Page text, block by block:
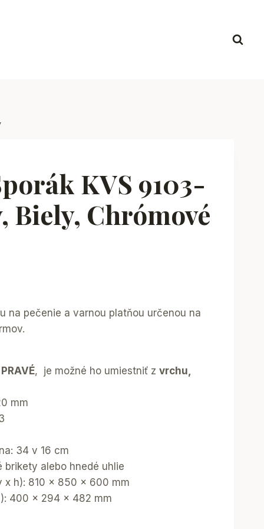
KVS 9103-
Biely, Chrómové
na pečenie a varnou platňou určenou na
PRAVÉ, je možné ho umiestniť zvrchu,
mm
34 v 16 cm
brikety alebo hnedé uhlie
x h): 810 x 850 x 600 mm
400 x 294 x 482 mm